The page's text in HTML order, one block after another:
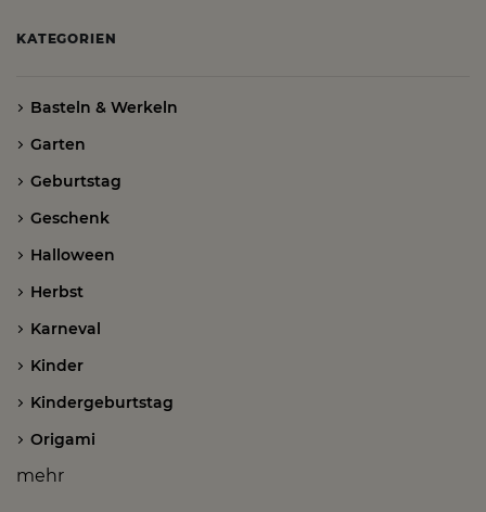
KATEGORIEN
Basteln & Werkeln
Garten
Geburtstag
Geschenk
Halloween
Herbst
Karneval
Kinder
Kindergeburtstag
Origami
mehr